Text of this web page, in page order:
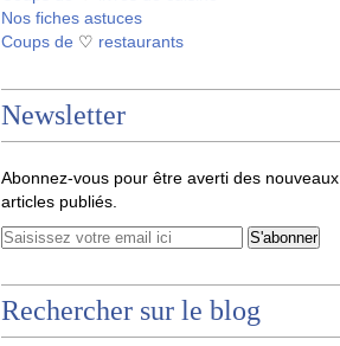
Nos fiches astuces
Coups de ♡ restaurants
Newsletter
Abonnez-vous pour être averti des nouveaux
articles publiés.
Rechercher sur le blog